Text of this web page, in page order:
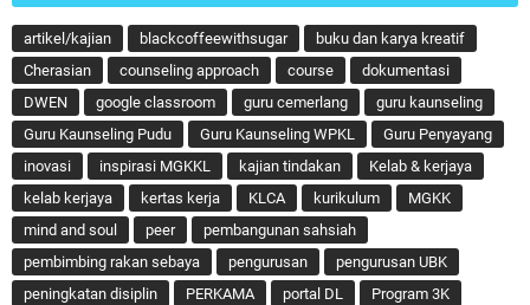
artikel/kajian blackcoffeewithsugar
buku dan karya kreatif
Cherasian
counseling approach course
dokumentasi
DWEN
google classroom guru cemerlang
guru kaunseling
Guru Kaunseling Pudu
Guru Kaunseling WPKL
Guru Penyayang
inovasi
inspirasi MGKKL kajian tindakan
Kelab & kerjaya
kelab kerjaya
kertas kerja KLCA kurikulum
MGKK
mind and soul
peer
pembangunan sahsiah
pembimbing rakan sebaya
pengurusan
pengurusan UBK
peningkatan disiplin
PERKAMA portal DL
Program 3K